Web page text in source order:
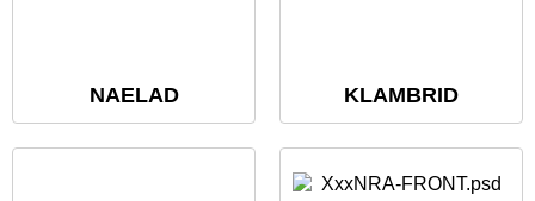
NAELAD KLAMBRID